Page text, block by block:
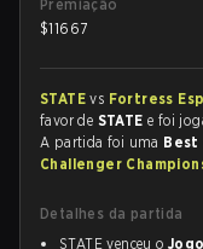
Premiação
$11667
STATEvs Fortress
favor de STATEe foi
A partida foi uma
Challenger
Detalhes da partida
STATE venceu o